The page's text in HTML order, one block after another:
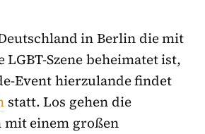
in Berlin die mit
Szene beheimatet ist,
Event hierzulande findet
statt. Los gehen die
einem großen